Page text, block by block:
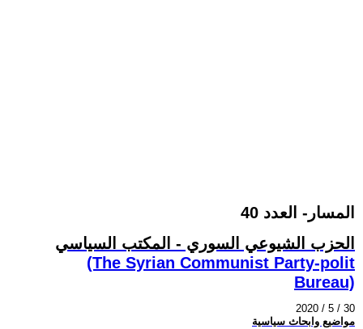
المسار- العدد 40
الحزب الشيوعي السوري - المكتب السياسي
(The Syrian Communist Party-polit
Bureau)
2020 / 5 / 30
مواضيع وابحاث سياسية